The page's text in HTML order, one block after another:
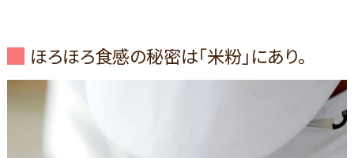
ほろほろ食感の秘密は「米粉」にあり。